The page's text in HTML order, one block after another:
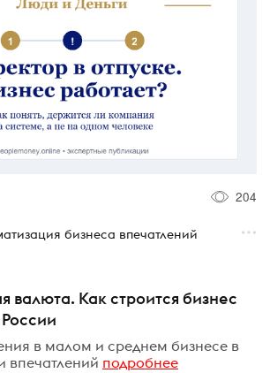
204
бизнеса впечатлений
валюта. Как строится бизнес
в малом и среднем бизнесе в
впечатлений подробнее